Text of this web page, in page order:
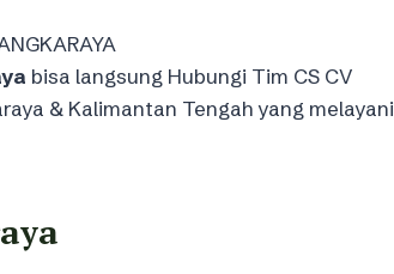
bisa langsung Hubungi Tim CS CV
& Kalimantan Tengah yang melayani